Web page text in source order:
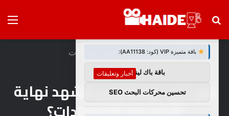
بحث
الرئيسية/ أخبار وتعليقات
أخبار وتعليقات
هل لدى رومولوس مشهد نهاية
توصيات :
باقة متميزة VIP (كود: AA11138):
باقة باك لينك
تحسين محركات البحث SEO